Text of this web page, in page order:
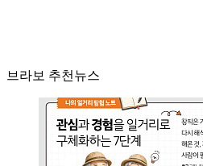
브라보 추천뉴스